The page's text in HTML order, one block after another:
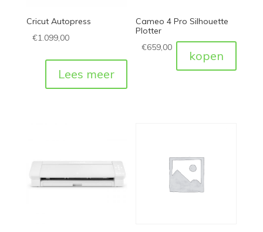
Cricut Autopress
€1.099,00
Lees meer
Cameo 4 Pro Silhouette
Plotter
€659,00
kopen